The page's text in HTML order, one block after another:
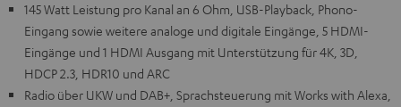
145 Watt Leistung pro Kanal an 6 Ohm, USB-Playback, Phono-
Eingang sowie weitere analoge und digitale Eingänge, 5 HDMI-
Eingänge und 1 HDMI Ausgang mit Unterstützung für 4K, 3D,
HDCP 2.3, HDR10 und ARC
Radio über UKW und DAB+, Sprachsteuerung mit Works with Alexa,